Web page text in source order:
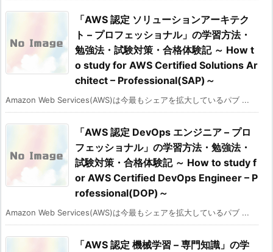
「AWS 認定 ソリューションアーキテク
ト – プロフェッショナル」の学習方法・
勉強法・試験対策・合格体験記 ～ How t
o study for AWS Certified Solutions Ar
chitect – Professional(SAP)～
Amazon Web Services(AWS)は今最もシェアを拡大しているパブ ...
「AWS 認定 DevOps エンジニア – プロ
フェッショナル」の学習方法・勉強法・
試験対策・合格体験記 ～ How to study f
or AWS Certified DevOps Engineer – P
rofessional(DOP)～
Amazon Web Services(AWS)は今最もシェアを拡大しているパブ ...
「AWS 認定 機械学習 – 専門知識」の学